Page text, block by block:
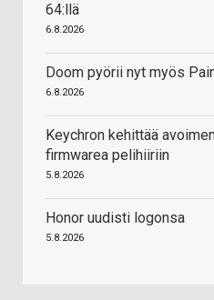
64:llä
6.8.2026
Doom pyörii nyt myös
6.8.2026
Keychron kehittää
firmwarea pelihiiriin
5.8.2026
Honor uudisti logonsa
5.8.2026